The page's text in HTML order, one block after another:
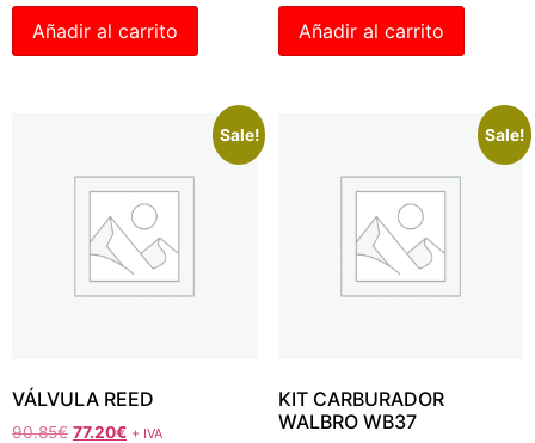
Añadir al carrito Añadir al carrito
Sale!
VÁLVULA REED
90.85€ 77.20€ + IVA
Sale!
KIT CARBURADOR
WALBRO WB37